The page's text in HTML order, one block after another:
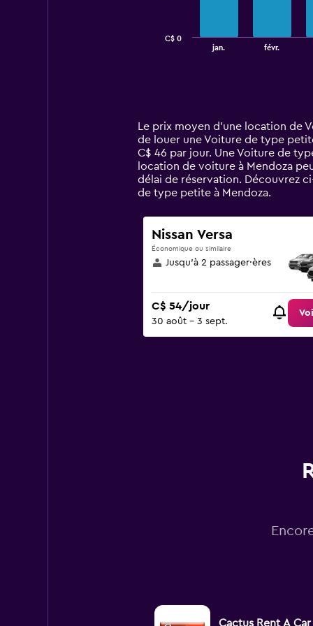
14
categories.
The
chart
has
1
axis
displaying
values.
Range:
0
jan. févr.
C$ 0
Le prix moyen d’une location de
de louer une Voiture de type
C$ 46 par jour. Une Voiture de
location de voiture à Mendoza
délai de réservation. Découvrez
de type petite à Mendoza.
Nissan Versa
Économique ou similaire
Jusqu’à 2 passager·ères
C$ 54/jour
30 août - 3 sept.
Cactus Rent A Car